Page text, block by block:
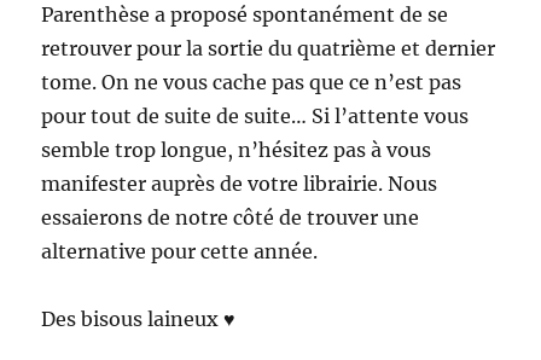
Parenthèse a proposé spontanément de se
retrouver pour la sortie du quatrième et dernier
tome. On ne vous cache pas que ce n’est pas
pour tout de suite de suite… Si l’attente vous
semble trop longue, n’hésitez pas à vous
manifester auprès de votre librairie. Nous
essaierons de notre côté de trouver une
alternative pour cette année.
Des bisous laineux ♥